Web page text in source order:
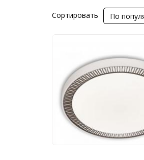
Сортировать По
Arte Perfetto Luce
3306.B256-450
White/Coffee
6 200 руб.